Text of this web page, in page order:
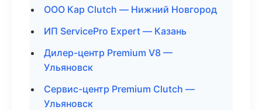
ООО Кар Clutch — Нижний Новгород
ИП ServicePro Expert — Казань
Дилер-центр Premium V8 —
Ульяновск
Сервис-центр Premium Clutch —
Ульяновск